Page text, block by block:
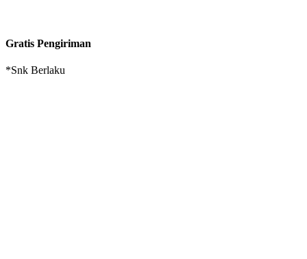
Gratis Pengiriman
*Snk Berlaku